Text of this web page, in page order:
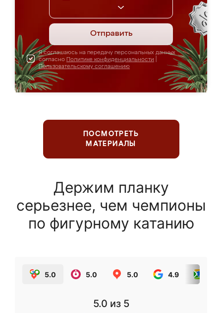
Отправить
Я соглашаюсь на передачу персональных данных
согласно Политике конфиденциальности
Пользовательскому соглашению
ПОСМОТРЕТЬ
МАТЕРИАЛЫ
Держим планку
серьезнее, чем чемпионы
по фигурному катанию
5.0 5.0 5.0 4.9
5.0 из 5